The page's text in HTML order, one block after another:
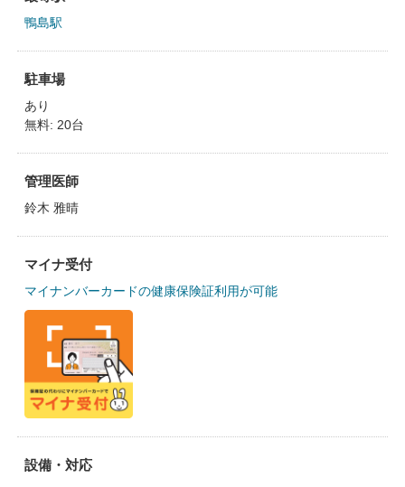
鴨島駅
駐車場
あり
無料: 20台
管理医師
鈴木 雅晴
マイナ受付
マイナンバーカードの健康保険証利用が可能
設備・対応